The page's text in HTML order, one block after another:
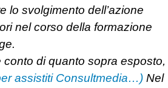
lo svolgimento dell’azione
nel corso della formazione
di quanto sopra esposto,
assistiti Consultmedia…) Nel